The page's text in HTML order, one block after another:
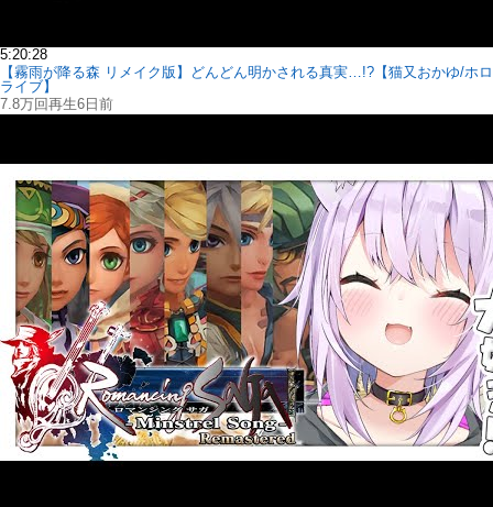
5:20:28
【霧雨が降る森 リメイク版】どんどん明かされる真実…!?【猫又おかゆ/ホロ
ライブ】
7.8万回再生6日前